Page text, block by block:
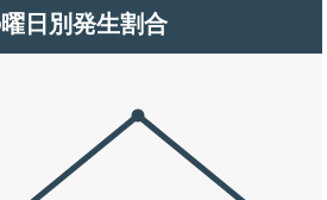
日別発生割合